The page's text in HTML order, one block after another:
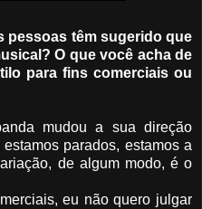
pessoas têm sugerido que
O que você acha de
para fins comerciais ou
mudou a sua direção
parados, estamos a
de algum modo, é o
eu não quero julgar